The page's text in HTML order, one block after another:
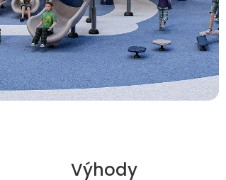
Výhody